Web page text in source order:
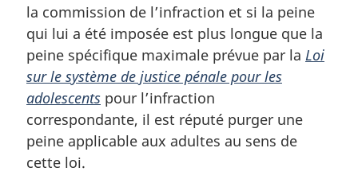
a
r
g
i
n
a
l
:
la commission de l’infraction et si la peine
qui lui a été imposée est plus longue que la
peine spécifique maximale prévue par la Loi
sur le système de justice pénale pour les
adolescents pour l’infraction
correspondante, il est réputé purger une
peine applicable aux adultes au sens de
cette loi.